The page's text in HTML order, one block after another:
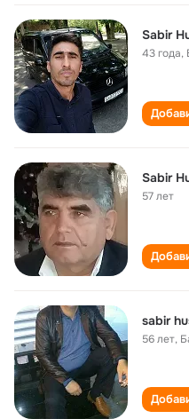
Sabir
43 года,
Sabir
57 лет
sabir
56 лет,